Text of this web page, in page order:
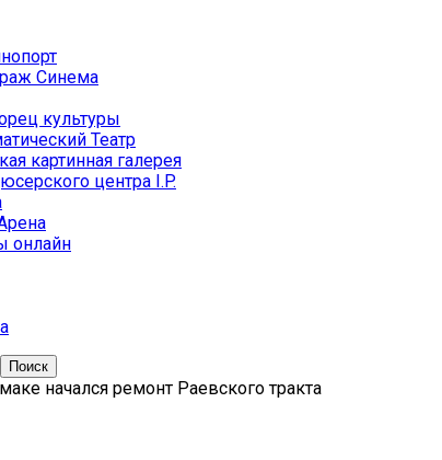
Синема
культуры
Театр
картинная галерея
центра I.P.
онлайн
начался ремонт Раевского тракта